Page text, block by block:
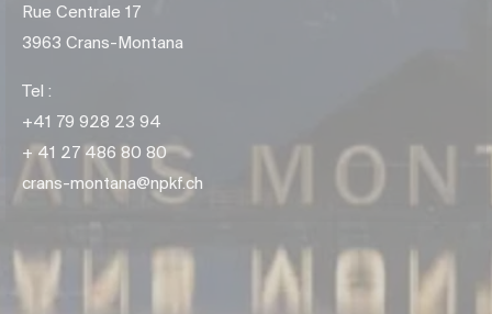
Rue Centrale 17
3963 Crans-Montana
Tel :
+41 79 928 23 94
+ 41 27 486 80 80
crans-montana@npkf.ch